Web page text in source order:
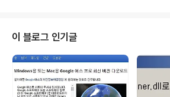
죠. 아니 그건 생각이라기보다 기대라고 해야 할 것 같군
제가 갖는 생각은 자연이나 우주 전체를 포함하는 듯하는
그런 거창한 것이 아니라 그저 우리들 인간 영역 내에
냥 좋을 수는 있는 정도입니다. 다시 말해 복잡함 속에
치 못할 문제들을 노력해야만 해결하고 그래야만 어떤 권
리나 자격이 생기는 것이 아닌 사..
이 블로그 인기글